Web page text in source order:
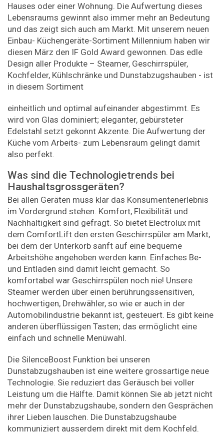
Hauses oder einer Wohnung. Die Aufwertung dieses
Lebensraums gewinnt also immer mehr an Bedeutung
und das zeigt sich auch am Markt. Mit unserem neuen
Einbau- Küchengeräte-Sortiment Millennium haben wir
diesen März den IF Gold Award gewonnen. Das edle
Design aller Produkte – Steamer, Geschirrspüler,
Kochfelder, Kühlschränke und Dunstabzugshauben - ist
in diesem Sortiment
einheitlich und optimal aufeinander abgestimmt. Es
wird von Glas dominiert; eleganter, gebürsteter
Edelstahl setzt gekonnt Akzente. Die Aufwertung der
Küche vom Arbeits- zum Lebensraum gelingt damit
also perfekt.
Was sind die Technologietrends bei
Haushaltsgrossgeräten?
Bei allen Geräten muss klar das Konsumentenerlebnis
im Vordergrund stehen. Komfort, Flexibilität und
Nachhaltigkeit sind gefragt. So bietet Electrolux mit
dem ComfortLift den ersten Geschirrspüler am Markt,
bei dem der Unterkorb sanft auf eine bequeme
Arbeitshöhe angehoben werden kann. Einfaches Be-
und Entladen sind damit leicht gemacht. So
komfortabel war Geschirrspülen noch nie! Unsere
Steamer werden über einen berührungssensitiven,
hochwertigen, Drehwähler, so wie er auch in der
Automobilindustrie bekannt ist, gesteuert. Es gibt keine
anderen überflüssigen Tasten; das ermöglicht eine
einfach und schnelle Menüwahl.
Die SilenceBoost Funktion bei unseren
Dunstabzugshauben ist eine weitere grossartige neue
Technologie. Sie reduziert das Geräusch bei voller
Leistung um die Hälfte. Damit können Sie ab jetzt nicht
mehr der Dunstabzugshaube, sondern den Gesprächen
ihrer Lieben lauschen. Die Dunstabzugshaube
kommuniziert ausserdem direkt mit dem Kochfeld.